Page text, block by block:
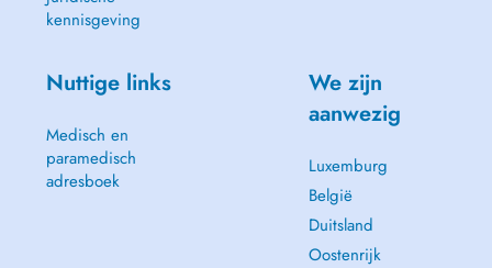
kennisgeving
Nuttige links
Medisch en
paramedisch
adresboek
We zijn
aanwezig
Luxemburg
België
Duitsland
Oostenrijk